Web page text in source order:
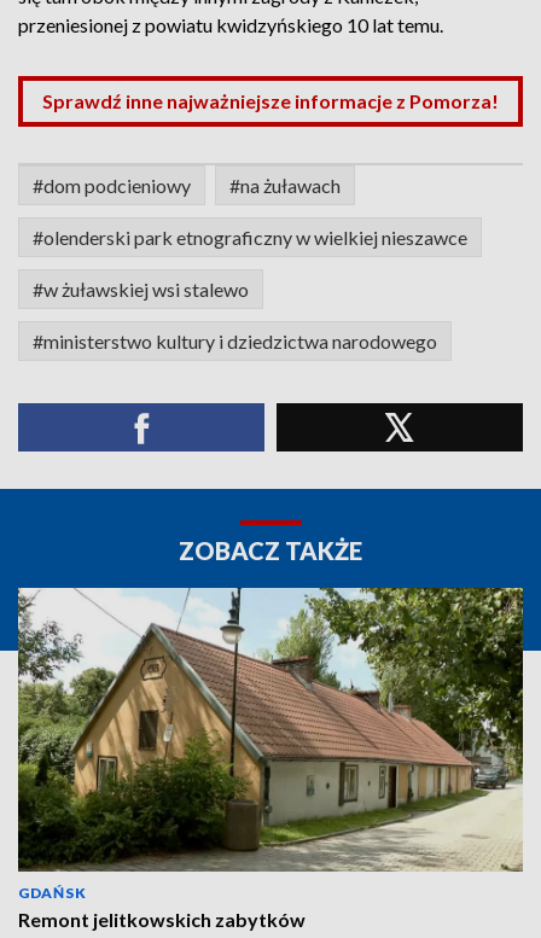
przeniesionej z powiatu kwidzyńskiego 10 lat temu.
Sprawdź inne najważniejsze informacje z Pomorza!
#dom podcieniowy #na żuławach
#olenderski park etnograficzny w wielkiej nieszawce
#w żuławskiej wsi stalewo
#ministerstwo kultury i dziedzictwa narodowego
ZOBACZ TAKŻE
GDAŃSK
Remont jelitkowskich zabytków